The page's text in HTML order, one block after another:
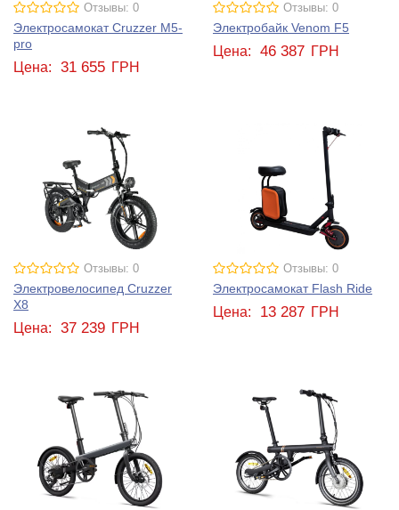
Отзывы: 0
Электросамокат Cruzzer M5-
pro
Цена: 31 655 ГРН
Отзывы: 0
Электробайк Venom F5
Цена: 46 387 ГРН
Отзывы: 0
Электровелосипед Cruzzer
X8
Цена: 37 239 ГРН
Отзывы: 0
Электросамокат Flash Ride
Цена: 13 287 ГРН